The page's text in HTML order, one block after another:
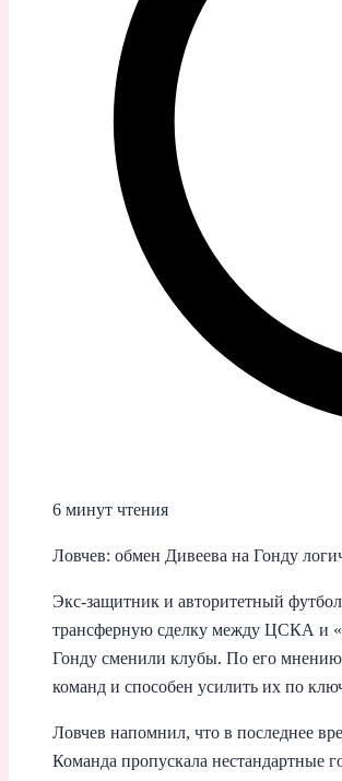
6 минут чтения
Ловчев: обмен Дивеева на Гонду
Экс-защитник и авторитетный
трансферную сделку между ЦСКА и
Гонду сменили клубы. По его
команд и способен усилить их по
Ловчев напомнил, что в последнее
Команда пропускала нестандартные